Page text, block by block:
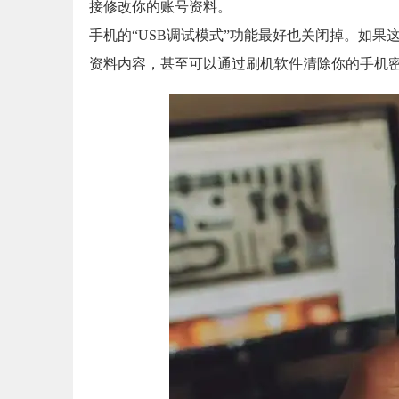
接修改你的账号资料。
手机的“USB调试模式”功能最好也关闭掉。如果
资料内容，甚至可以通过刷机软件清除你的手机